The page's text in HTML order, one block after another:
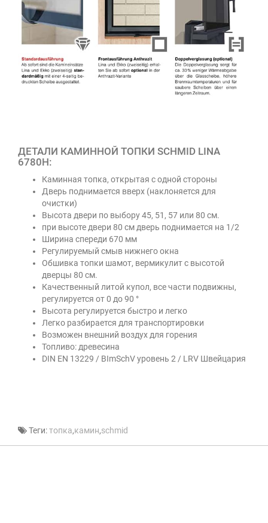
ДЕТАЛИ КАМИННОЙ ТОПКИ SCHMID LINA
6780H:
Каминная топка, открытая с одной стороны
Дверь поднимается вверх (наклоняется для
очистки)
Высота двери по выбору 45, 51, 57 или 80 см.
при высоте двери 80 см дверь поднимается на 1/2
Ширина спереди 670 мм
Регулируемый смыв нижнего окна
Обшивка топки шамот, вермикулит с высотой
дверцы 80 см.
Качественный литой купол, все части подвижны,
регулируется от 0 до 90 °
Высота регулируется быстро и легко
Легко разбирается для транспортировки
Возможен внешний воздух для горения
Топливо: древесина
DIN EN 13229 / BImSchV уровень 2 / LRV Швейцария
Теги:топка,камин,schmid